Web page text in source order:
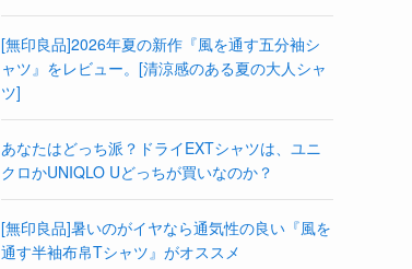
[無印良品]2026年夏の新作『風を通す五分袖シ
ャツ』をレビュー。[清涼感のある夏の大人シャ
ツ]
あなたはどっち派？ドライEXTシャツは、ユニ
クロかUNIQLO Uどっちが買いなのか？
[無印良品]暑いのがイヤなら通気性の良い『風を
通す半袖布帛Tシャツ』がオススメ